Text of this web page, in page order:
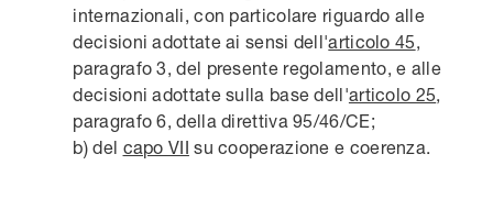
internazionali, con particolare riguardo alle
decisioni adottate ai sensi dell'articolo 45,
paragrafo 3, del presente regolamento, e alle
decisioni adottate sulla base dell'articolo 25,
paragrafo 6, della direttiva 95/46/CE;
b) del capo VII su cooperazione e coerenza.